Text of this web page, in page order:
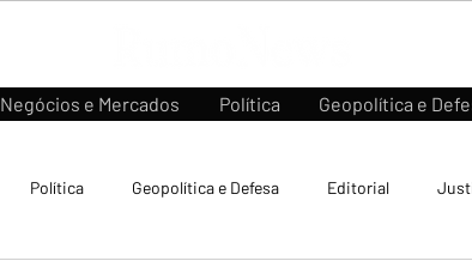
Negócios e Mercados Política Geopolítica e
Política Geopolítica e Defesa Editorial